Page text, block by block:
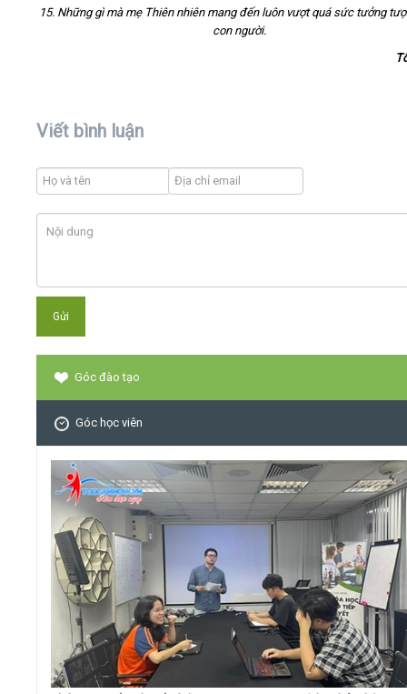
15. Những gì mà mẹ Thiên nhiên mang đến luôn vượt quá sức tưởng
con người.
Viết bình luận
Góc đào tạo
Góc học viên